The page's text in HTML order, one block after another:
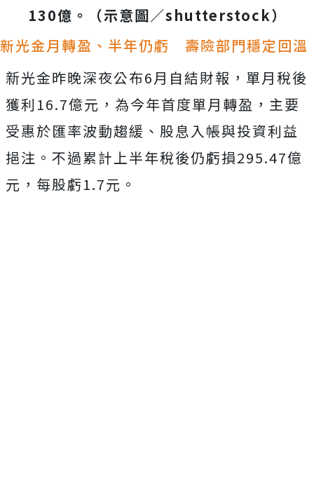
130億。
（示意圖／shutterstock）
新光金月轉盈、半年仍虧 壽險部門穩定回溫
新光金昨晚深夜公布6月自結財報，單月稅後
獲利16.7億元，為今年首度單月轉盈，主要
受惠於匯率波動趨緩、股息入帳與投資利益
挹注。不過累計上半年稅後仍虧損295.47億
元，每股虧1.7元。